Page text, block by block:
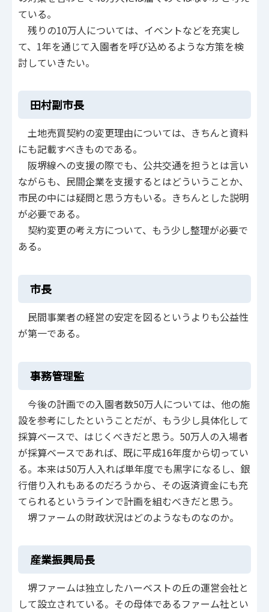
ている。
残りの10万人については、イベントなどを充実し
て、1年を通じて入園者を呼び込めるような方策を検
討していきたい。
田村副市長
土地売買契約の変更理由については、きちんと資料
にも記載すべきものである。
阪堺線への支援の際でも、公共交通を担うとは言い
ながらも、民間企業を支援するとはどういうことか、
市民の中には疑問と思う方もいる。きちんとした説明
が必要である。
契約変更の考え方について、もう少し整理が必要で
ある。
市長
民間事業者の経営の安定を図るというよりも公益性
が第一である。
事務管理監
今後の計画での入園者数50万人については、他の施
設を参考にしたということだが、もう少し具体化して
採算ベースで、はじくべきだと思う。50万人の入場者
が採算ベースであれば、既に平成16年度から切ってい
る。本来は50万人入れば単年度でも黒字になるし、銀
行借り入れもあるのだろうから、その返済資金にも充
てられるというラインで計画を組むべきだと思う。
堺ファームの財政状況はどのようなものなのか。
産業振興局長
堺ファームは独立したハーベストの丘の運営会社と
して設立されている。その母体であるファーム社とい